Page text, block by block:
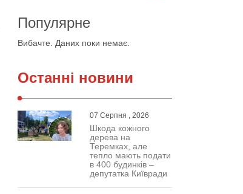
Популярне
Вибачте. Даних поки немає.
Останні новини
07 Серпня , 2026
Шкода кожного
дерева на
Теремках, але
тепло мають подати
в 400 будинків –
депутатка Київради